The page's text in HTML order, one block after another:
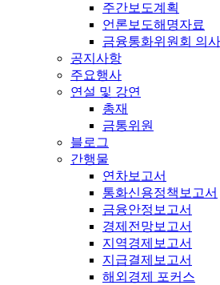
주간보도계획
언론보도해명자료
금융통화위원회 의
공지사항
주요행사
연설 및 강연
총재
금통위원
블로그
간행물
연차보고서
통화신용정책보고서
금융안정보고서
경제전망보고서
지역경제보고서
지급결제보고서
해외경제 포커스